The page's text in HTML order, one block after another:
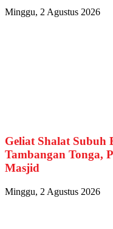
Minggu, 2 Agustus 2026
Geliat Shalat Subuh
Tambangan Tonga,
Masjid
Minggu, 2 Agustus 2026